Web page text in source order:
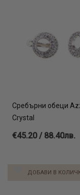
Сребърни обеци
Crystal
€45.20 / 88.40лв.
ДОБАВИ В